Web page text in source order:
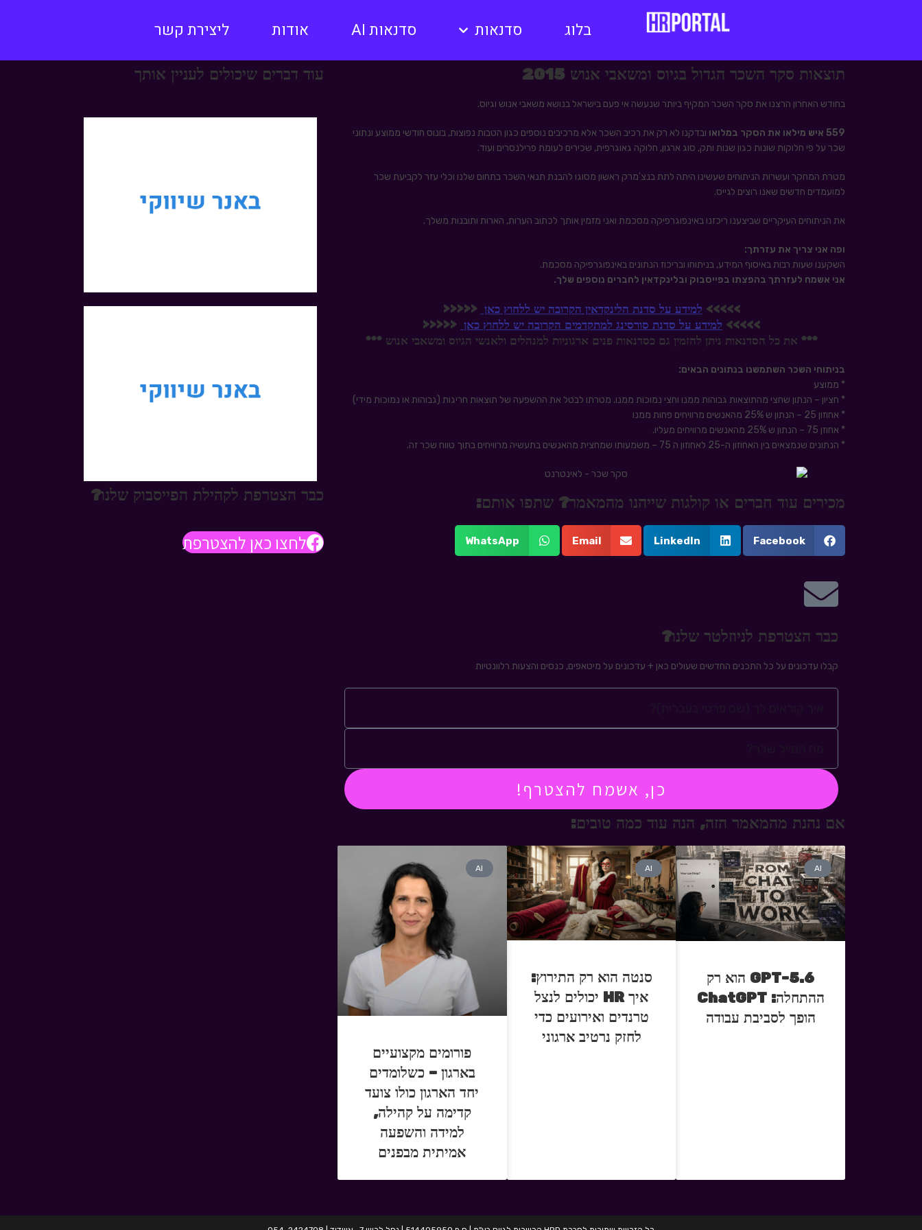
בלוג סדנאות סדנאות AI אודות ליצירת קשר
תוצאות סקר השכר הגדול בגיוס ומשאבי אנוש 2015
בחודש האחרון הרצנו את סקר השכר המקיף ביותר שנעשה אי פעם בישראל בנושא משאבי אנוש וגיוס.
559 איש מילאו את הסקר במלואו
ובדקנו לא רק את רכיב השכר אלא מרכיבים נוספים כגון הטבות נפוצות, בונוס חודשי ממוצע ונתוני
שכר על פי חלוקות שונות כגון שנות ותק, סוג ארגון, חלוקה גאוגרפית, שכירים לעומת פרילנסרים ועוד.
מטרת המחקר ועשרות הניתוחים שעשינו היתה לתת בנצ'מרק ראשון מסוגו להבנת תנאי השכר בתחום שלנו וכלי עזר לקביעת שכר
למועמדים חדשים שאנו רוצים לגייס.
את הניתוחים העיקריים שביצענו ריכזנו באינפוגרפיקה מסכמת ואני מזמין אותך לכתוב הערות, הארות ותובנות משלך.
ופה אני צריך את עזרתך:
השקענו שעות רבות באיסוף המידע, בניתוחו ובריכוז הנתונים באינפוגרפיקה מסכמת.
אני אשמח לעזרתך בהפצתו בפייסבוק ובלינקדאין לחברים נוספים שלך.
>>>>> למידע על סדנת הלינקדאין הקרובה יש ללחוץ כאן <<<<<
>>>>> למידע על סדנת סורסינג למתקדמים הקרובה יש ללחוץ כאן <<<<<
*** את כל הסדנאות ניתן להזמין גם כסדנאות פנים ארגוניות למנהלים ולאנשי הגיוס ומשאבי אנוש ***
בניתוחי השכר השתמשנו בנתונים הבאים:
* ממוצע
* חציון – הנתון שחצי מהתוצאות גבוהות ממנו וחצי נמוכות ממנו. מטרתו לבטל את ההשפעה של תוצאות חריגות (גבוהות או נמוכות מידי)
* אחוזון 25 – הנתון ש 25% מהאנשים מרוויחים פחות ממנו
* אחוזן 75 – הנתון ש 25% מהאנשים מרוויחים מעליו.
* הנתונים שנמצאים בין האחוזון ה-25 לאחוזון ה 75 – משמעותו שמחצית מהאנשים בתעשיה מרוויחים בתוך טווח שכר זה.
מכירים עוד חברים או קולגות שייהנו מהמאמר? שתפו אותם:
Facebook
LinkedIn
Email
WhatsApp
כבר הצטרפת לניוזלטר שלנו?
קבלו עדכונים על כל התכנים החדשים שעולים כאן + עדכונים על מיטאפים, כנסים והצעות רלוונטיות
כן, אשמח להצטרף!
אם נהנת מהמאמר הזה, הנה עוד כמה טובים:
AI
GPT-5.6 הוא רק
ההתחלה: ChatGPT
הופך לסביבת עבודה
AI
סנטה הוא רק התירוץ:
איך HR יכולים לנצל
טרנדים ואירועים כדי
לחזק נרטיב ארגוני
AI
פורומים מקצועיים
בארגון – כשלומדים
יחד הארגון כולו צועד
קדימה על קהילה,
למידה והשפעה
אמיתית מבפנים
עוד דברים שיכולים לעניין אותך
כבר הצטרפת לקהילת הפייסבוק שלנו?
לחצו כאן להצטרפת